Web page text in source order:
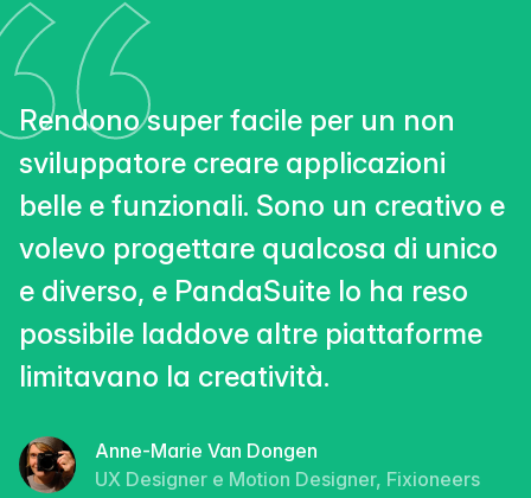
Rendono super facile per un non
sviluppatore creare applicazioni
belle e funzionali. Sono un creativo e
volevo progettare qualcosa di unico
e diverso, e PandaSuite lo ha reso
possibile laddove altre piattaforme
limitavano la creatività.
Anne-Marie Van Dongen
UX Designer e Motion Designer, Fixioneers